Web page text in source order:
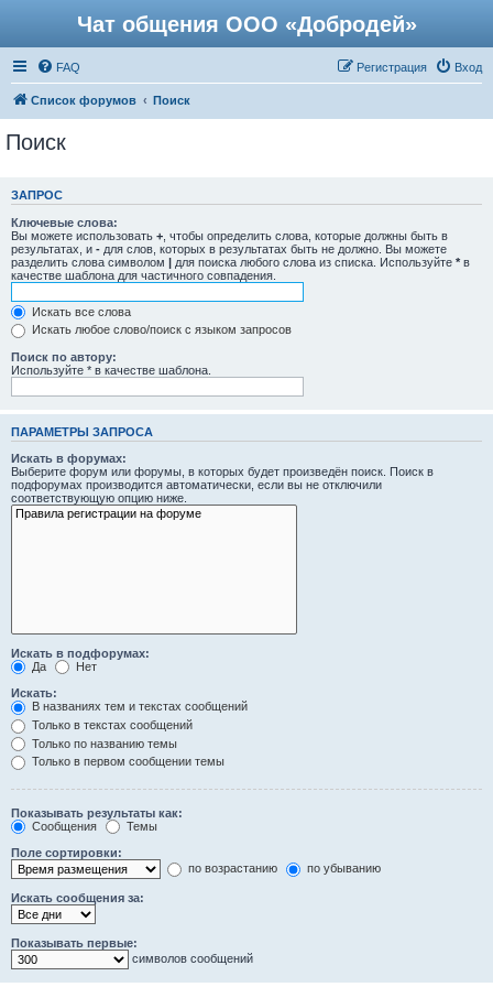
Чат общения ООО «Добродей»
FAQ Вход
Регистрация
Список форумов Поиск
Поиск
ЗАПРОС
Ключевые слова:
Вы можете использовать + , чтобы определить слова, которые должны быть в
результатах, и - для слов, которых в результатах быть не должно. Вы можете
разделить слова символом | для поиска любого слова из списка. Используйте * в
качестве шаблона для частичного совпадения.
Искать все слова
Искать любое слово/поиск с языком запросов
Поиск по автору:
Используйте * в качестве шаблона.
ПАРАМЕТРЫ ЗАПРОСА
Искать в форумах:
Выберите форум или форумы, в которых будет произведён поиск. Поиск в
подфорумах производится автоматически, если вы не отключили
соответствующую опцию ниже.
Искать в подфорумах:
Да
Нет
Искать:
В названиях тем и текстах сообщений
Только в текстах сообщений
Только по названию темы
Только в первом сообщении темы
Показывать результаты как:
Сообщения
Темы
Поле сортировки:
по возрастанию
по убыванию
Искать сообщения за:
Показывать первые:
символов сообщений